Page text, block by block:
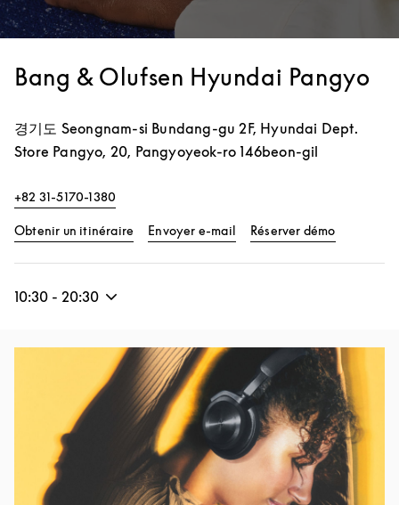
Bang & Olufsen Hyundai Pangyo
경기도 Seongnam-si Bundang-gu 2F, Hyundai Dept.
Store Pangyo, 20, Pangyoyeok-ro 146beon-gil
+82 31-5170-1380
Obtenir un itinéraire Link Opens in New Tab
Envoyer e-mail Réserver démo
10:30 - 20:30
Image de l’événement